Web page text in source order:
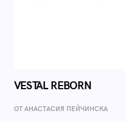
VESTAL REBORN
ОТ AНАСТАСИЯ ПЕЙЧИНСКА